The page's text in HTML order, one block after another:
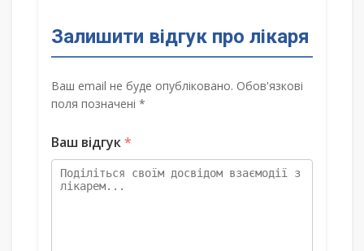
Залишити відгук про лікаря
Ваш email не буде опубліковано. Обов'язкові
поля позначені *
Ваш відгук*